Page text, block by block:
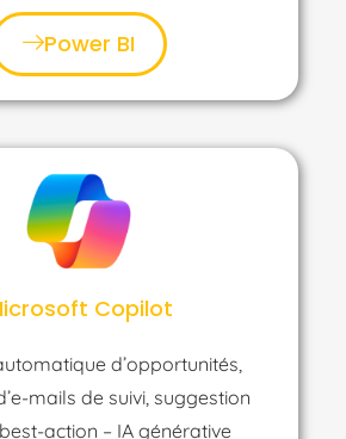
Power BI
Copilot
d’opportunités,
mails de suivi, suggestion
action – IA générative